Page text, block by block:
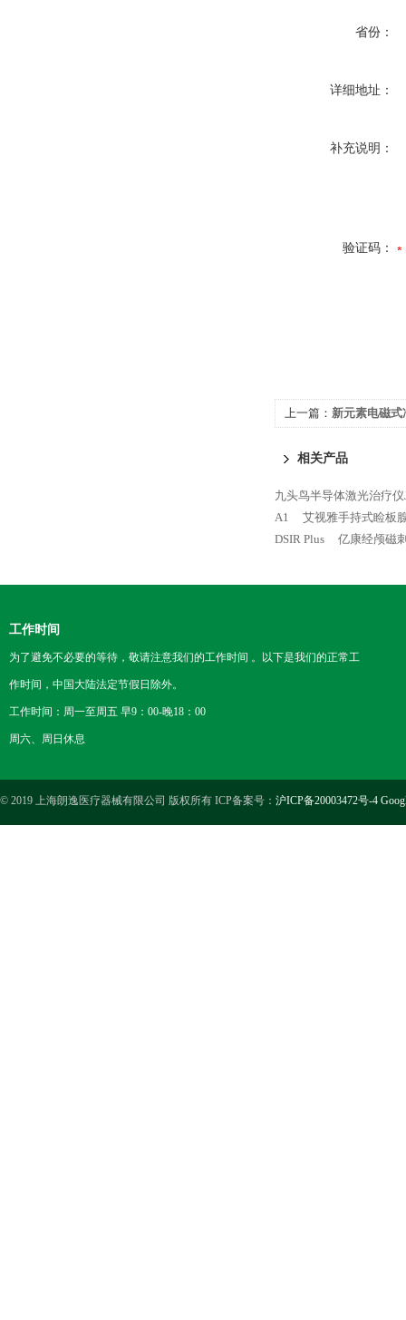
省份：
详细地址：
补充说明：
验证码：
上一篇： 新元素电磁式
相关产品
九头鸟半导体激光治疗仪
A1
艾视雅手持式睑板
DSIR Plus
亿康经颅磁
工作时间
为了避免不必要的等待，敬请注意我们的工作时间 。以下是我们的正常工
作时间，中国大陆法定节假日除外。
工作时间：周一至周五 早9：00-晚18：00
周六、周日休息
© 2019 上海朗逸医疗器械有限公司 版权所有 ICP备案号： 沪ICP备20003472号-4